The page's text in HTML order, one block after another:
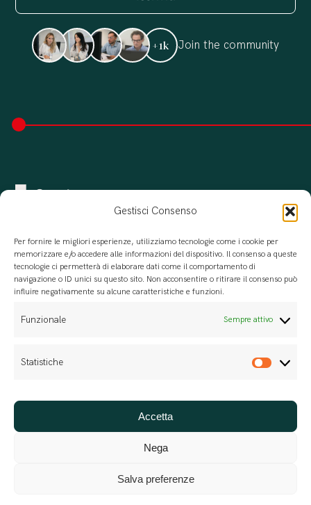
Gestisci Consenso
Per fornire le migliori esperienze, utilizziamo tecnologie come i cookie per
memorizzare e/o accedere alle informazioni del dispositivo. Il consenso a queste
tecnologie ci permetterà di elaborare dati come il comportamento di
navigazione o ID unici su questo sito. Non acconsentire o ritirare il consenso può
influire negativamente su alcune caratteristiche e funzioni.
Funzionale Sempre attivo
Statistiche
Accetta
Nega
Salva preferenze
+1k Join the community
Per progettazione, erogazione e valutazione di